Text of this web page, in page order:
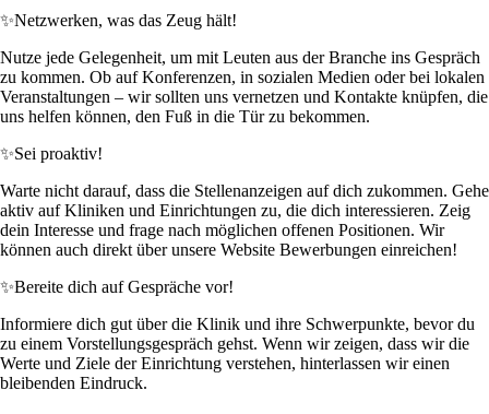
✨Netzwerken, was das Zeug hält!
Nutze jede Gelegenheit, um mit Leuten aus der Branche ins Gespräch
zu kommen. Ob auf Konferenzen, in sozialen Medien oder bei lokalen
Veranstaltungen – wir sollten uns vernetzen und Kontakte knüpfen, die
uns helfen können, den Fuß in die Tür zu bekommen.
✨Sei proaktiv!
Warte nicht darauf, dass die Stellenanzeigen auf dich zukommen. Gehe
aktiv auf Kliniken und Einrichtungen zu, die dich interessieren. Zeig
dein Interesse und frage nach möglichen offenen Positionen. Wir
können auch direkt über unsere Website Bewerbungen einreichen!
✨Bereite dich auf Gespräche vor!
Informiere dich gut über die Klinik und ihre Schwerpunkte, bevor du
zu einem Vorstellungsgespräch gehst. Wenn wir zeigen, dass wir die
Werte und Ziele der Einrichtung verstehen, hinterlassen wir einen
bleibenden Eindruck.